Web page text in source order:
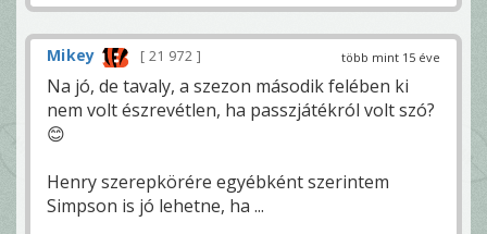
több mint 15 éve
Mikey 21 972
Na jó, de tavaly, a szezon második felében ki
nem volt észrevétlen, ha passzjátékról volt szó?
😊
Henry szerepkörére egyébként szerintem
Simpson is jó lehetne, ha ...